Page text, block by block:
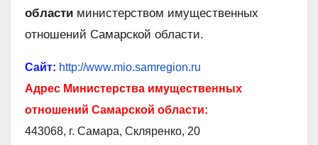
области министерством имущественных
отношений Самарской области.
Сайт: http://www.mio.samregion.ru
Адрес Министерства имущественных
отношений Самарской области:
443068, г. Самара, Скляренко, 20